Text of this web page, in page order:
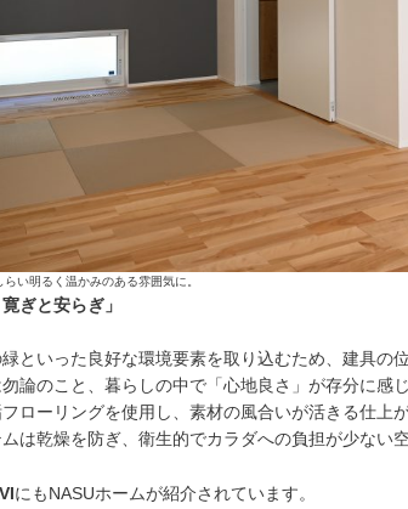
い明るく温かみのある雰囲気に。
ぎと安らぎ」
といった良好な環境要素を取り込むため、建具の
論のこと、暮らしの中で「心地良さ」が存分に感
ローリングを使用し、素材の風合いが活きる仕上が
は乾燥を防ぎ、衛生的でカラダへの負担が少ない
にもNASUホームが紹介されています。